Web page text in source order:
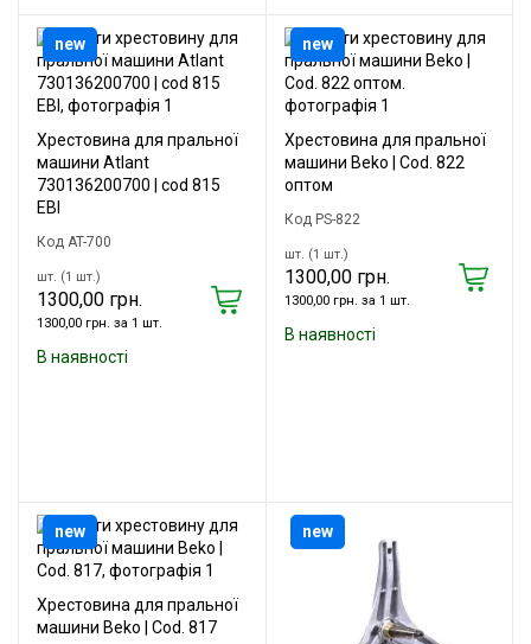
Хрестовина для пральної
машини Atlant
730136200700 | cod 815
EBI
Код AT-700
шт. (1 шт.)
1300,00 грн.
1300,00 грн. за 1 шт.
В наявності
new
Хрестовина для пральної
машини Beko | Cod. 822
оптом
Код PS-822
шт. (1 шт.)
1300,00 грн.
1300,00 грн. за 1 шт.
В наявності
new
Хрестовина для пральної
машини Beko | Cod. 817
new new